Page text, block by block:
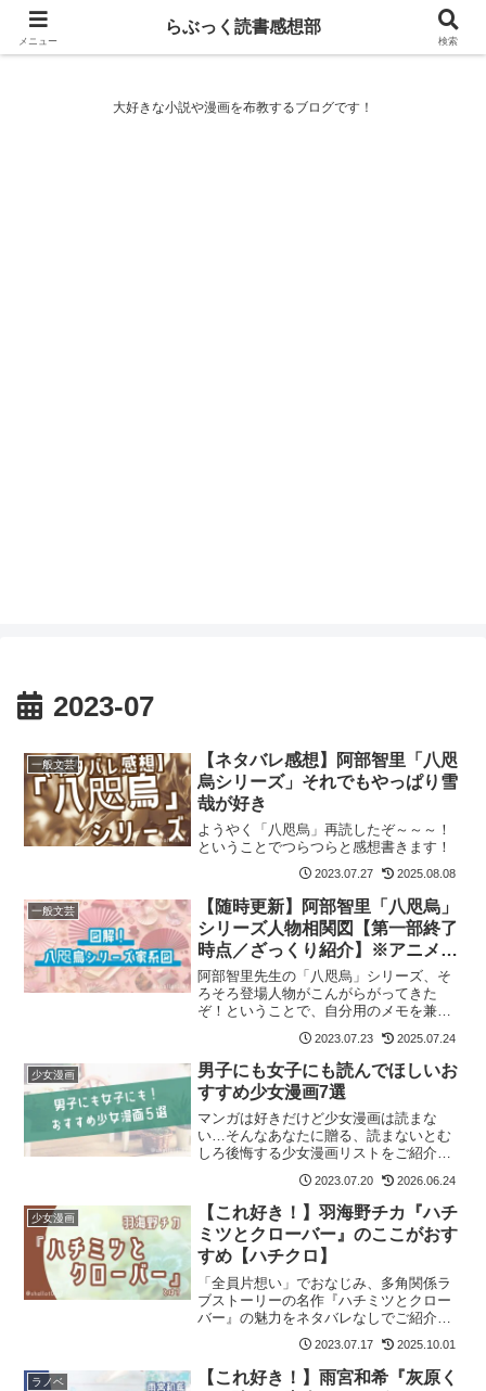
らぶっく読書感想部
大好きな小説や漫画を布教するブログです！
2023-07
一般文芸
【ネタバレ感想】阿部智里「八咫
烏シリーズ」それでもやっぱり雪
哉が好き
ようやく「八咫烏」再読したぞ～～～！
ということでつらつらと感想書きます！
2023.07.27 2025.08.08
一般文芸
【随時更新】阿部智里「八咫烏」
シリーズ人物相関図【第一部終了
時点／ざっくり紹介】※アニメネ
タバレあり
阿部智里先生の「八咫烏」シリーズ、そ
ろそろ登場人物がこんがらがってきた
ぞ！ということで、自分用のメモを兼ね
て家系図を作成しました。
2023.07.23 2025.07.24
少女漫画
男子にも女子にも読んでほしいお
すすめ少女漫画7選
マンガは好きだけど少女漫画は読まな
い…そんなあなたに贈る、読まないとむ
しろ後悔する少女漫画リストをご紹介し
2023.07.20 2026.06.24
少女漫画
【これ好き！】羽海野チカ『ハチ
ミツとクローバー』のここがおす
すめ【ハチクロ】
「全員片想い」でおなじみ、多角関係ラ
ブストーリーの名作『ハチミツとクロー
バー』の魅力をネタバレなしでご紹介し
ます！ 記事の最後には「ハチクロ」が
気に入った方におすすめの作品も紹介し
ています。
2023.07.17 2025.10.01
ラノベ
【これ好き！】雨宮和希『灰原く
メニュー
らぶっく読書感想部
検索